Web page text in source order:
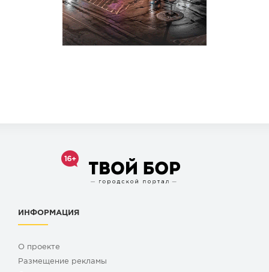
ИНФОРМАЦИЯ
О проекте
Размещение рекламы